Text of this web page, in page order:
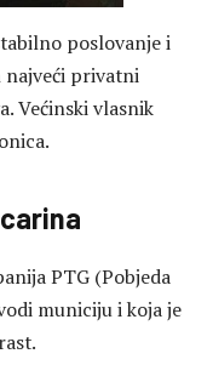
poslovanje i
najveći privatni
Većinski vlasnik
PTG (Pobjeda
municiju i koja je